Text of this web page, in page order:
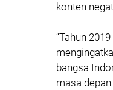
konten
“Tahun
bangsa
masa depan